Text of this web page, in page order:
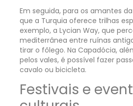
Em seguida, para os amantes
que a Turquia oferece trilhas
exemplo, a Lycian Way, que
mediterrânea entre ruínas
tirar o fôlego. Na Capadócia,
pelos vales, é possível fazer
cavalo ou bicicleta.
Festivais e